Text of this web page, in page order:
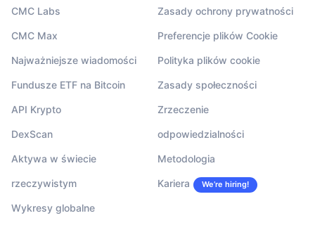
CMC Labs
CMC Max
Najważniejsze wiadomości
Fundusze ETF na Bitcoin
API Krypto
DexScan
Aktywa w świecie
rzeczywistym
Wykresy globalne
Zasady ochrony prywatności
Preferencje plików Cookie
Polityka plików cookie
Zasady społeczności
Zrzeczenie
odpowiedzialności
Metodologia
Kariera We’re hiring!